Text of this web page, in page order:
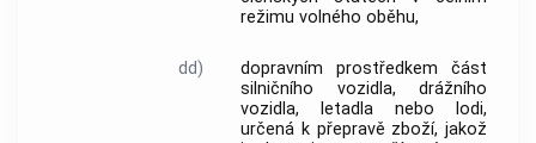
režimu volného oběhu,
dd) dopravním prostředkem část
silničního vozidla, drážního
vozidla, letadla nebo lodi,
určená k přepravě zboží, jakož